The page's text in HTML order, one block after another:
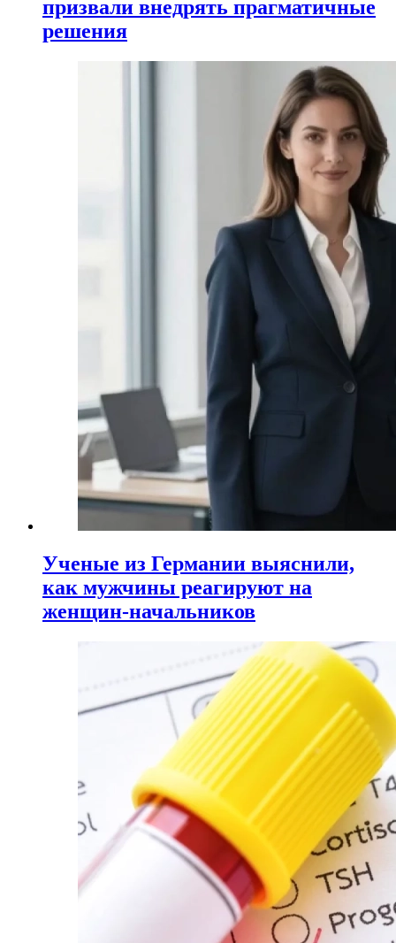
призвали внедрять прагматичные
решения
Ученые из Германии выяснили,
как мужчины реагируют на
женщин-начальников